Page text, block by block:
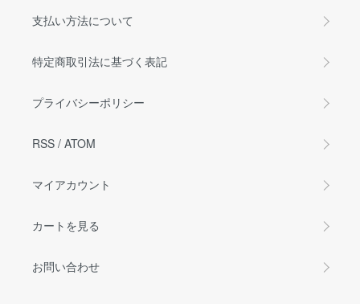
支払い方法について
特定商取引法に基づく表記
プライバシーポリシー
RSS / ATOM
マイアカウント
カートを見る
お問い合わせ